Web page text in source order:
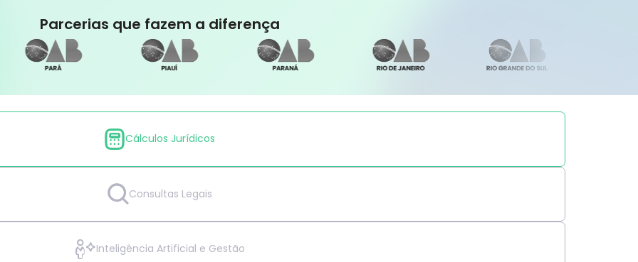
Parcerias que fazem a diferença
Cálculos Jurídicos
Consultas Legais
Inteligência Artificial e Gestão